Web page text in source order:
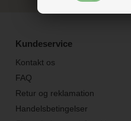
Kundeservice
Kontakt os
FAQ
Retur og reklamation
Handelsbetingelser